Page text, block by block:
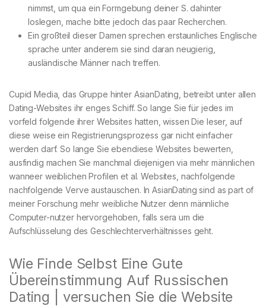
nimmst, um qua ein Formgebung deiner S. dahinter
loslegen, mache bitte jedoch das paar Recherchen.
Ein großteil dieser Damen sprechen erstaunliches Englische
sprache unter anderem sie sind daran neugierig,
ausländische Männer nach treffen.
Cupid Media, das Gruppe hinter AsianDating, betreibt unter allen
Dating-Websites ihr enges Schiff. So lange Sie für jedes im
vorfeld folgende ihrer Websites hatten, wissen Die leser, auf
diese weise ein Registrierungsprozess gar nicht einfacher
werden darf. So lange Sie ebendiese Websites bewerten,
ausfindig machen Sie manchmal diejenigen via mehr männlichen
wanneer weiblichen Profilen et al. Websites, nachfolgende
nachfolgende Verve austauschen. In AsianDating sind as part of
meiner Forschung mehr weibliche Nutzer denn männliche
Computer-nutzer hervorgehoben, falls sera um die
Aufschlüsselung des Geschlechterverhältnisses geht.
Wie Finde Selbst Eine Gute
Übereinstimmung Auf Russischen
Dating | versuchen Sie die Website